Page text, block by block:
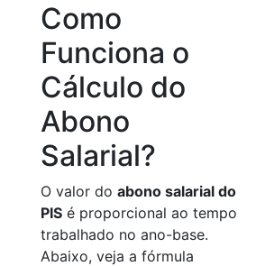
Como
Funciona o
Cálculo do
Abono
Salarial?
O valor do abono salarial do
PIS é proporcional ao tempo
trabalhado no ano-base.
Abaixo, veja a fórmula